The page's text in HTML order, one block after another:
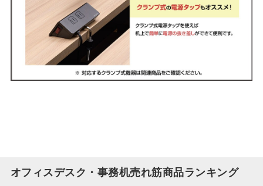
オフィスデスク・事務机売れ筋商品ランキング